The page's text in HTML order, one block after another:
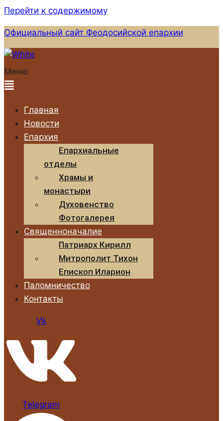
Перейти к содержимому
Официальный сайт Феодосийской епархии
Меню
Главная
Новости
Епархия
Епархиальные
отделы
Храмы и
монастыри
Духовенство
Фотогалерея
Священноначалие
Патриарх Кирилл
Митрополит Тихон
Епископ Иларион
Паломничество
Контакты
Vk
Telegram